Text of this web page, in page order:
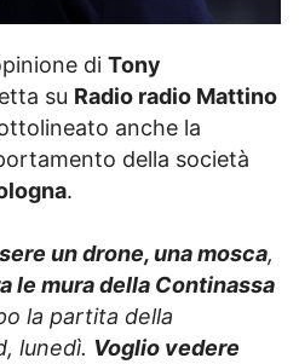
di Tony
su Radio radio Mattino
anche la
della società
.
un drone, una mosca,
le mura della Continassa
la partita della
lunedì. Voglio vedere